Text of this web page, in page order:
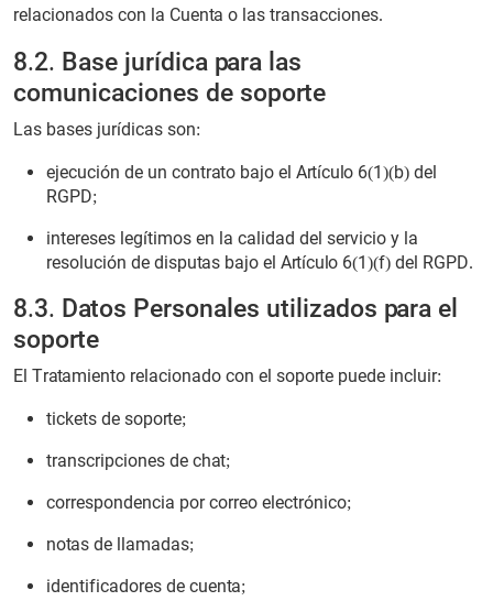
relacionados con la Cuenta o las transacciones.
8.2. Base jurídica para las
comunicaciones de soporte
Las bases jurídicas son:
ejecución de un contrato bajo el Artículo 6(1)(b) del
RGPD;
intereses legítimos en la calidad del servicio y la
resolución de disputas bajo el Artículo 6(1)(f) del RGPD.
8.3. Datos Personales utilizados para el
soporte
El Tratamiento relacionado con el soporte puede incluir:
tickets de soporte;
transcripciones de chat;
correspondencia por correo electrónico;
notas de llamadas;
identificadores de cuenta;